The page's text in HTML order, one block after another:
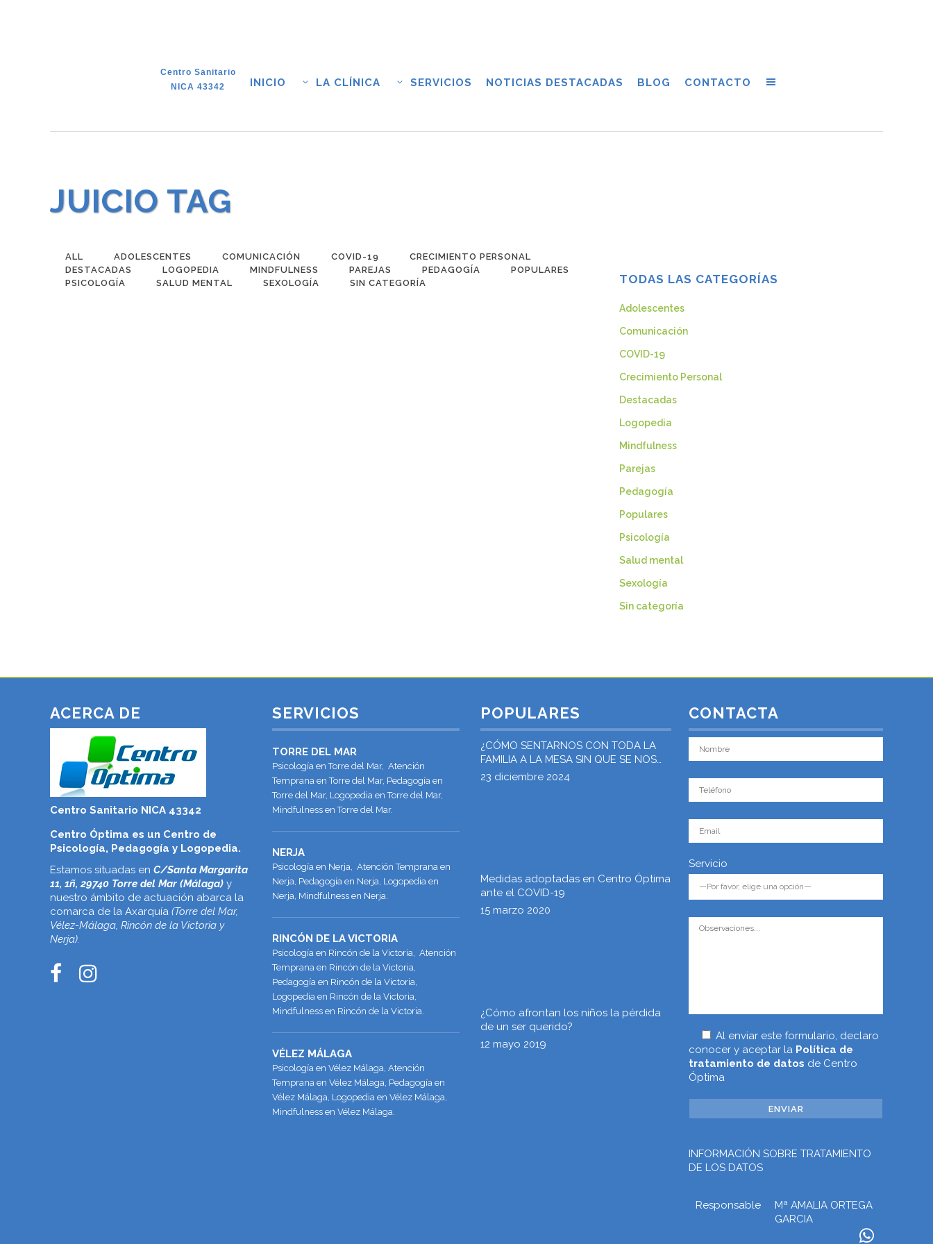
Centro Sanitario
NICA 43342
INICIO LA CLÍNICA SERVICIOS NOTICIAS DESTACADAS BLOG CONTACTO
JUICIO TAG
ALL ADOLESCENTES COMUNICACIÓN COVID-19
CRECIMIENTO PERSONAL
DESTACADAS
LOGOPEDIA MINDFULNESS PAREJAS PEDAGOGÍA
POPULARES
PSICOLOGÍA
SALUD MENTAL SEXOLOGÍA SIN CATEGORÍA TODAS LAS CATEGORÍAS
Adolescentes
Comunicación
COVID-19
Crecimiento Personal
Destacadas
Logopedia
Mindfulness
Parejas
Pedagogía
Populares
Psicología
Salud mental
Sexología
Sin categoría
ACERCA DE
Centro Sanitario NICA 43342
Centro Óptima es un Centro de
Psicología, Pedagogía y Logopedia.
Estamos situadas en C/Santa Margarita
11, 1ñ, 29740 Torre del Mar (Málaga) y
nuestro ámbito de actuación abarca la
comarca de la Axarquía (Torre del Mar,
Vélez-Málaga, Rincón de la Victoria y
Nerja).
SERVICIOS
TORRE DEL MAR
Psicología en Torre del Mar, Atención
Temprana en Torre del Mar, Pedagogía en
Torre del Mar, Logopedia en Torre del Mar,
Mindfulness en Torre del Mar.
NERJA
Psicología en Nerja, Atención Temprana en
Nerja, Pedagogía en Nerja, Logopedia en
Nerja, Mindfulness en Nerja.
RINCÓN DE LA VICTORIA
Psicología en Rincón de la Victoria, Atención
Temprana en Rincón de la Victoria,
Pedagogía en Rincón de la Victoria,
Logopedia en Rincón de la Victoria,
Mindfulness en Rincón de la Victoria.
VÉLEZ MÁLAGA
Psicología en Vélez Málaga, Atención
Temprana en Vélez Málaga, Pedagogía en
Vélez Málaga, Logopedia en Vélez Málaga,
Mindfulness en Vélez Málaga.
POPULARES
¿CÓMO SENTARNOS CON TODA LA
FAMILIA A LA MESA SIN QUE SE NOS
«ATRAGANTE EL PAVO»?
23 diciembre 2024
Medidas adoptadas en Centro Óptima
ante el COVID-19
15 marzo 2020
¿Cómo afrontan los niños la pérdida
de un ser querido?
12 mayo 2019
CONTACTA
Servicio
Al enviar este formulario, declaro
conocer y aceptar la Política de
tratamiento de datos de Centro
Óptima
INFORMACIÓN SOBRE TRATAMIENTO
DE LOS DATOS
Responsable
Mª AMALIA ORTEGA
GARCIA